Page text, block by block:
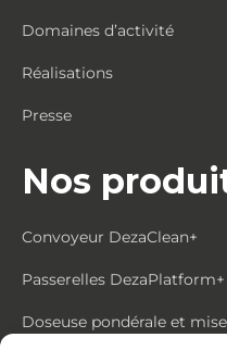
Domaines d’activité
Réalisations
Presse
Nos
Convoyeur DezaClean+
Passerelles DezaPlatform+
Doseuse pondérale et